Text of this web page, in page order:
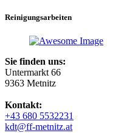
Reinigungsarbeiten
Sie finden uns:
Untermarkt 66
9363 Metnitz
Kontakt:
+43 680 5532231
kdt@ff-metnitz.at